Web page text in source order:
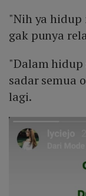
"Nih ya hidup
gak punya
"Dalam
sadar semua
lagi.